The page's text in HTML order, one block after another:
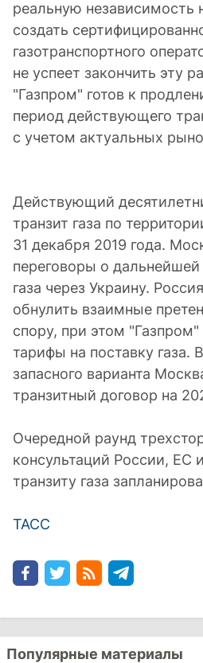
реальную независимость
создать
газотранспортного
не успеет закончить эту
"Газпром" готов к
периoд действующего
с учетом актуальных
Действующий
транзит газа по
31 декабря 2019 года.
переговоры о дальнейшей
газа через Украину.
обнулить взаимные
спору, при этом "Газпром"
тарифы на поставку газа.
запасного варианта
транзитный договор на
Очередной раунд
консультаций России, ЕС
транзиту газа
ТАСС
Популярные материалы